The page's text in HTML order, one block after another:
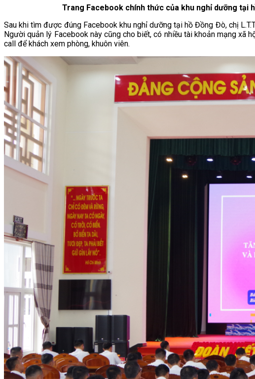
Trang Facebook chính thức của khu nghỉ dưỡng tại
Sau khi tìm được đúng Facebook khu nghỉ dưỡng tại hồ Đồng Đò, chị
Người quản lý Facebook này cũng cho biết, có nhiều tài khoản mạng
call để khách xem phòng, khuôn viên.